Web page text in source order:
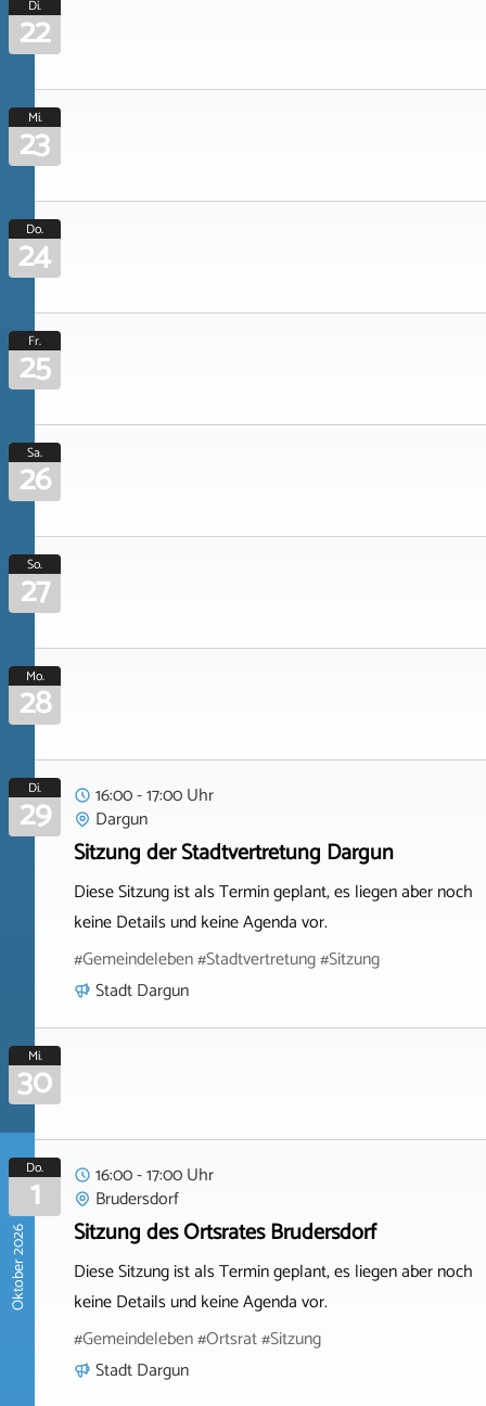
Di.
22
Mi.
23
Do.
24
Fr.
25
Sa.
26
So.
27
Mo.
28
Di.
29
16:00 - 17:00 Uhr
Dargun
Sitzung der Stadtvertretung Dargun
Diese Sitzung ist als Termin geplant, es liegen aber noch
keine Details und keine Agenda vor.
#Gemeindeleben #Stadtvertretung #Sitzung
Stadt Dargun
Mi.
30
Oktober 2026
Do.
1
16:00 - 17:00 Uhr
Brudersdorf
Sitzung des Ortsrates Brudersdorf
Diese Sitzung ist als Termin geplant, es liegen aber noch
keine Details und keine Agenda vor.
#Gemeindeleben #Ortsrat #Sitzung
Stadt Dargun